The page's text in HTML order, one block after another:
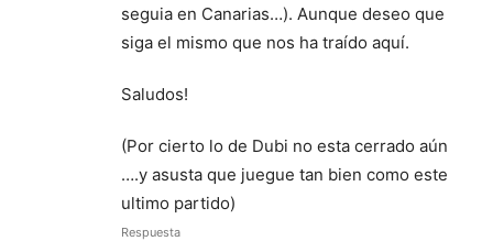
seguia en Canarias…). Aunque deseo que
siga el mismo que nos ha traído aquí.
Saludos!
(Por cierto lo de Dubi no esta cerrado aún
….y asusta que juegue tan bien como este
ultimo partido)
Respuesta